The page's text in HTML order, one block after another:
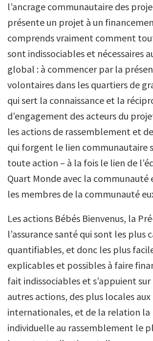
l’ancrage communautaire des
présente un projet à un
comprends vraiment comment
sont indissociables et nécessaires
global : à commencer par la
volontaires dans les quartiers de
qui sert la connaissance et la
d’engagement des acteurs du
les actions de rassemblement et
qui forgent le lien communautaire
toute action – à la fois le lien de
Quart Monde avec la
les membres de la communauté
Les actions Bébés Bienvenus, la
l’assurance santé qui sont les plus
quantifiables, et donc les plus
explicables et possibles à faire
fait indissociables et s’appuient
autres actions, des plus locales
internationales, et de la relation la
individuelle au rassemblement le